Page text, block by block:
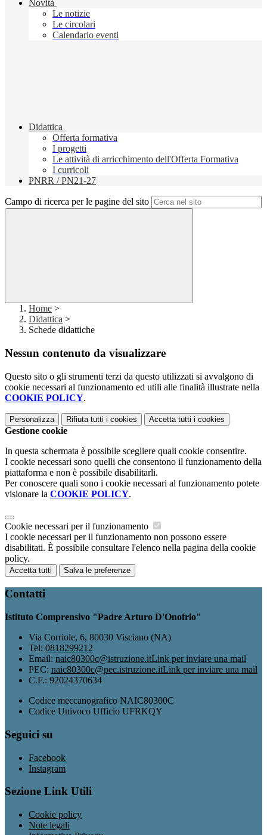
Novità
Le notizie
Le circolari
Calendario eventi
Didattica
Offerta formativa
I progetti
Le attività di arricchimento dell'Offerta Formativa
I curricoli
PNRR / PN21-27
Campo di ricerca per le pagine del sito
Home >
Didattica >
Schede didattiche
Nessun contenuto da visualizzare
Questo sito o gli strumenti terzi da questo utilizzati si avvalgono di
cookie necessari al funzionamento ed utili alle finalità illustrate nella
COOKIE POLICY.
Personalizza Rifiuta tutti i cookies Accetta tutti i cookies
Gestione cookie
In questa schermata è possibile scegliere quali cookie consentire.
I cookie necessari sono quelli che consentono il funzionamento della
piattaforma e non è possibile disabilitarli.
Per conoscere quali sono i cookie necessari al funzionamento potete
visionare la COOKIE POLICY.
Cookie necessari per il funzionamento
I cookie necessari per il funzionamento non possono essere
disabilitati. È possibile consultare l'elenco nella pagina della cookie
policy.
Accetta tutti Salva le preferenze
Contatti
Istituto Comprensivo "Padre Arturo D'Onofrio"
Via Corriole, 6, 80030 Visciano (NA)
Tel: 0818299212
Email: naic80300c@istruzione.itLink per inviare una mail
PEC: naic80300c@pec.istruzione.itLink per inviare una mail
C.F.: 92024370634
Codice meccanografico NAIC80300C
Codice Univoco Ufficio UFRKQY
Seguici su
Facebook
Instagram
Sezione Link Utili
Cookie policy
Note legali